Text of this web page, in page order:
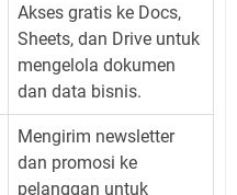
Akses gratis ke Docs,
Sheets, dan Drive untuk
mengelola dokumen
dan data bisnis.
Mengirim newsletter
dan promosi ke
pelanggan untuk